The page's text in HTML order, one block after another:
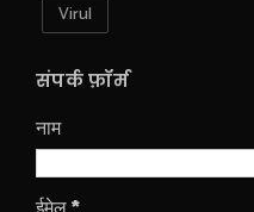
Virul
संपर्क फ़ॉर्म
नाम